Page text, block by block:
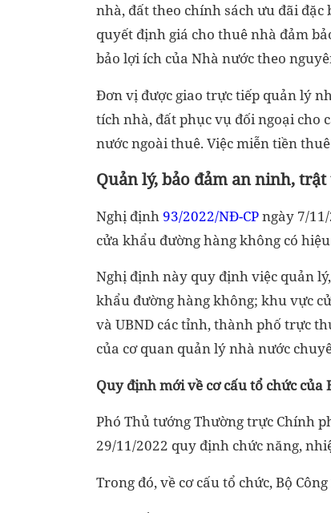
nhà, đất theo chính sách ưu đãi
quyết định giá cho thuê nhà đảm
bảo lợi ích của Nhà nước theo
Đơn vị được giao trực tiếp quản lý
tích nhà, đất phục vụ đối ngoại cho
nước ngoài thuê. Việc miễn tiền
Quản lý, bảo đảm an ninh,
Nghị định 93/2022/NĐ-CPngày 7/
cửa khẩu đường hàng không có
Nghị định này quy định việc quản
khẩu đường hàng không; khu vực
và UBND các tỉnh, thành phố trực
của cơ quan quản lý nhà nước
Quy định mới về cơ cấu tổ chức của
Phó Thủ tướng Thường trực Chính
29/11/2022 quy định chức năng,
Trong đó, về cơ cấu tổ chức, Bộ